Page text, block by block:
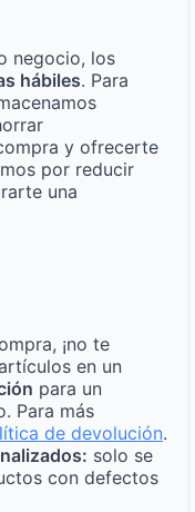
negocio, los
hábiles. Para
y ofrecerte
por reducir
una
¡no te
en un
para un
Para más
de devolución.
solo se
con defectos